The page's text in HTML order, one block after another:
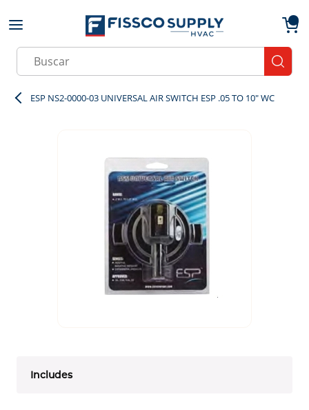
Skip to main content
Site Search
ESP NS2-0000-03 UNIVERSAL AIR SWITCH ESP .05 TO 10" WC
Includes